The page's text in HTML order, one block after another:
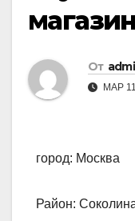
От
МАР
город: Москва
Район: